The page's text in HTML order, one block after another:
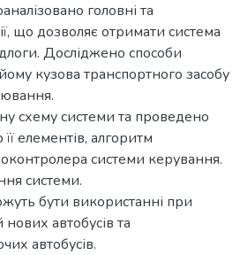
головні та
що дозволяє отримати система
Досліджено способи
кузова транспортного засобу
схему системи та проведено
елементів, алгоритм
системи керування.
системи.
бути використанні при
автобусів та
автобусів.